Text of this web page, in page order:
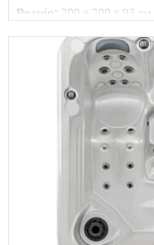
Розмір: 200 x 200 x 93 см
Вага без води:310 кг
Електричне підключення:
К-сть осіб: